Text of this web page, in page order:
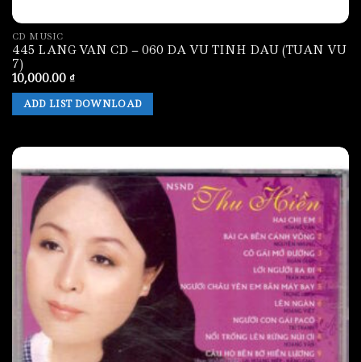
CD MUSIC
445 LANG VAN CD – 060 DA VU TINH DAU (TUAN VU
7)
10,000.00 ₫
ADD LIST DOWNLOAD